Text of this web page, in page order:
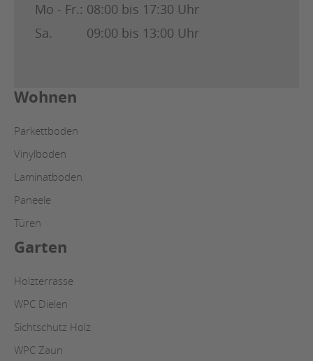
Mo - Fr.: 08:00 bis 17:30 Uhr
Sa.
09:00 bis 13:00 Uhr
Wohnen
Parkettboden
Vinylboden
Laminatboden
Paneele
Türen
Garten
Holzterrasse
WPC Dielen
Sichtschutz Holz
WPC Zaun